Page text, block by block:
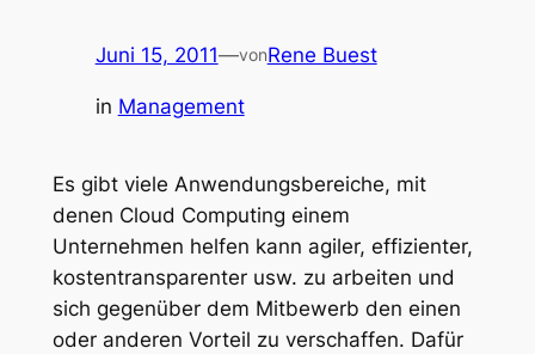
Juni 15, 2011—vonRene Buest
in Management
Es gibt viele Anwendungsbereiche, mit
denen Cloud Computing einem
Unternehmen helfen kann agiler, effizienter,
kostentransparenter usw. zu arbeiten und
sich gegenüber dem Mitbewerb den einen
oder anderen Vorteil zu verschaffen. Dafür